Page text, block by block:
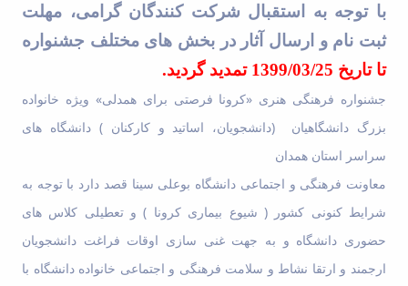
Social
Director
and
Social
با توجه به استقبال شرکت کنندگان گرامی، مهلت
ثبت نام و ارسال آثار در بخش های مختلف جشنواره
تا تاریخ 1399/03/25 تمدید گردید.
جشنواره فرهنگی هنری «کرونا فرصتی برای همدلی» ویژه خانواده
بزرگ دانشگاهیان
)دانشجویان، اساتید و کارکنان ) دانشگاه های
سراسر استان همدان
معاونت فرهنگی و اجتماعی دانشگاه بوعلی سینا قصد دارد با توجه به
شرایط کنونی کشور ( شیوع بیماری کرونا ) و تعطیلی کلاس های
حضوری دانشگاه و به جهت غنی سازی اوقات فراغت دانشجویان
ارجمند و ارتقا نشاط و سلامت فرهنگی و اجتماعی خانواده دانشگاه با